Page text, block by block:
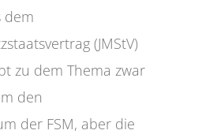
dem
(JMStV)
zu dem Thema zwar
den
der FSM, aber die